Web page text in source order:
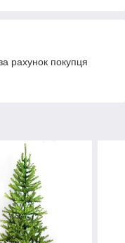
рахунок покупця